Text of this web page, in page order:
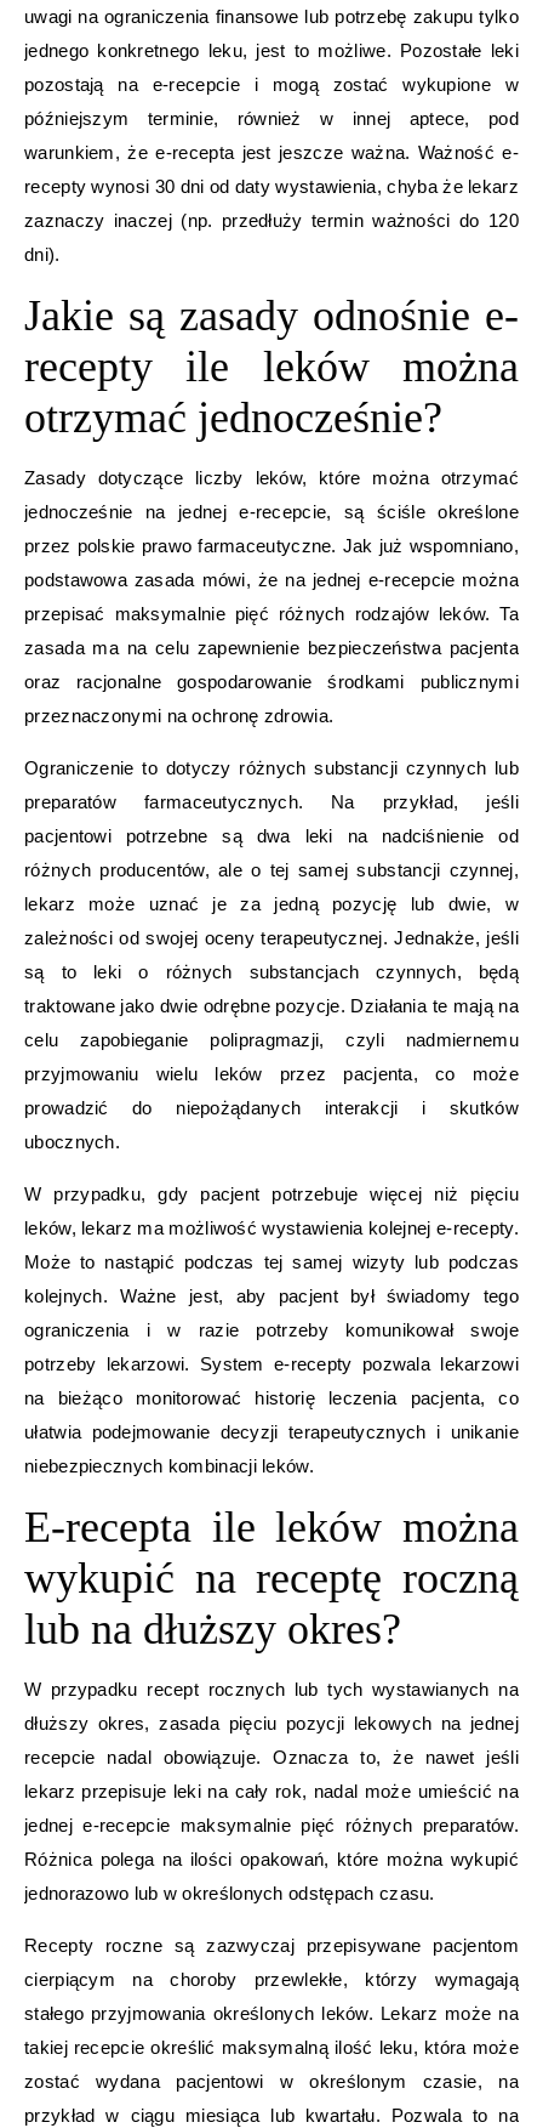
uwagi na ograniczenia finansowe lub potrzebę zakupu tylko
jednego konkretnego leku, jest to możliwe. Pozostałe leki
pozostają na e-recepcie i mogą zostać wykupione w
późniejszym terminie, również w innej aptece, pod
warunkiem, że e-recepta jest jeszcze ważna. Ważność e-
recepty wynosi 30 dni od daty wystawienia, chyba że lekarz
zaznaczy inaczej (np. przedłuży termin ważności do 120
dni).
Jakie są zasady odnośnie e-
recepty ile leków można
otrzymać jednocześnie?
Zasady dotyczące liczby leków, które można otrzymać
jednocześnie na jednej e-recepcie, są ściśle określone
przez polskie prawo farmaceutyczne. Jak już wspomniano,
podstawowa zasada mówi, że na jednej e-recepcie można
przepisać maksymalnie pięć różnych rodzajów leków. Ta
zasada ma na celu zapewnienie bezpieczeństwa pacjenta
oraz racjonalne gospodarowanie środkami publicznymi
przeznaczonymi na ochronę zdrowia.
Ograniczenie to dotyczy różnych substancji czynnych lub
preparatów farmaceutycznych. Na przykład, jeśli
pacjentowi potrzebne są dwa leki na nadciśnienie od
różnych producentów, ale o tej samej substancji czynnej,
lekarz może uznać je za jedną pozycję lub dwie, w
zależności od swojej oceny terapeutycznej. Jednakże, jeśli
są to leki o różnych substancjach czynnych, będą
traktowane jako dwie odrębne pozycje. Działania te mają na
celu zapobieganie polipragmazji, czyli nadmiernemu
przyjmowaniu wielu leków przez pacjenta, co może
prowadzić do niepożądanych interakcji i skutków
ubocznych.
W przypadku, gdy pacjent potrzebuje więcej niż pięciu
leków, lekarz ma możliwość wystawienia kolejnej e-recepty.
Może to nastąpić podczas tej samej wizyty lub podczas
kolejnych. Ważne jest, aby pacjent był świadomy tego
ograniczenia i w razie potrzeby komunikował swoje
potrzeby lekarzowi. System e-recepty pozwala lekarzowi
na bieżąco monitorować historię leczenia pacjenta, co
ułatwia podejmowanie decyzji terapeutycznych i unikanie
niebezpiecznych kombinacji leków.
E-recepta ile leków można
wykupić na receptę roczną
lub na dłuższy okres?
W przypadku recept rocznych lub tych wystawianych na
dłuższy okres, zasada pięciu pozycji lekowych na jednej
recepcie nadal obowiązuje. Oznacza to, że nawet jeśli
lekarz przepisuje leki na cały rok, nadal może umieścić na
jednej e-recepcie maksymalnie pięć różnych preparatów.
Różnica polega na ilości opakowań, które można wykupić
jednorazowo lub w określonych odstępach czasu.
Recepty roczne są zazwyczaj przepisywane pacjentom
cierpiącym na choroby przewlekłe, którzy wymagają
stałego przyjmowania określonych leków. Lekarz może na
takiej recepcie określić maksymalną ilość leku, która może
zostać wydana pacjentowi w określonym czasie, na
przykład w ciągu miesiąca lub kwartału. Pozwala to na